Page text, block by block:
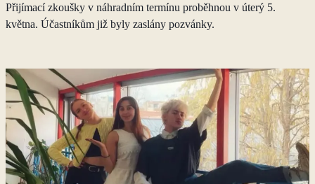
Přijímací zkoušky v náhradním termínu proběhnou v úterý 5.
května. Účastníkům již byly zaslány pozvánky.